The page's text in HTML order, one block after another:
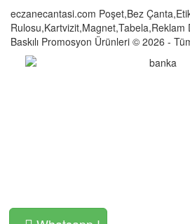
eczanecantasi.com Poşet,Bez
Rulosu,Kartvizit,Magnet,Tabela,Reklam
Baskılı Promosyon Ürünleri © 2026 -